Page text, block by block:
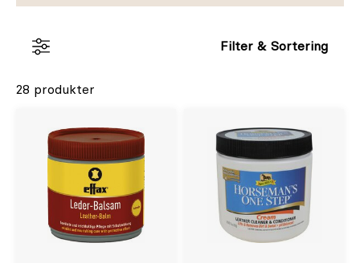
Filter & Sortering
28 produkter